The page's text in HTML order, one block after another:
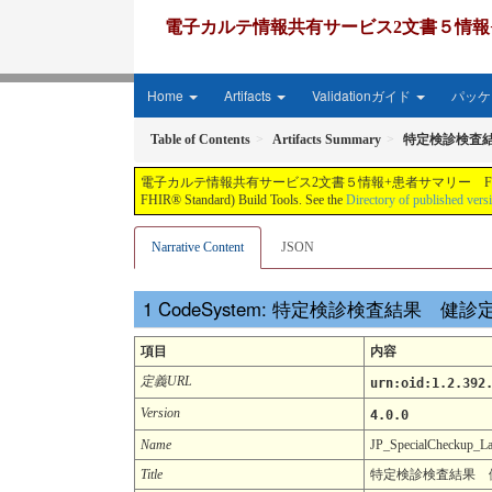
電子カルテ情報共有サービス2文書５情
Home Artifacts Validationガイド パッ
Table of Contents Artifacts Summary 特定検診検査
電子カルテ情報共有サービス2文書５情報+患者サマリー
FHIR® Standard) Build Tools. See the Directory of published
Narrative Content JSON
CodeSystem: 特定検診検査結果 健診
項目
内容
定義URL
Version
4.0.0
Name
Title
特定検診検査結果